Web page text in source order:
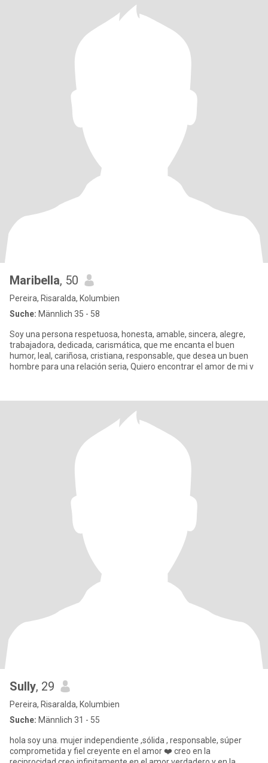
Maribella, 50
Pereira, Risaralda, Kolumbien
Suche: Männlich 35 - 58
Soy una persona respetuosa, honesta, amable, sincera, alegre,
trabajadora, dedicada, carismática, que me encanta el buen
humor, leal, cariñosa, cristiana, responsable, que desea un buen
hombre para una relación seria, Quiero encontrar el amor de mi v
Sully, 29
Pereira, Risaralda, Kolumbien
Suche: Männlich 31 - 55
hola soy una. mujer independiente ,sólida , responsable, súper
comprometida y fiel creyente en el amor ❤️ creo en la